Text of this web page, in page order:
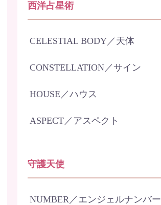
西洋占星術
CELESTIAL BODY／天体
CONSTELLATION／サイン
HOUSE／ハウス
ASPECT／アスペクト
守護天使
NUMBER／エンジェルナンバー